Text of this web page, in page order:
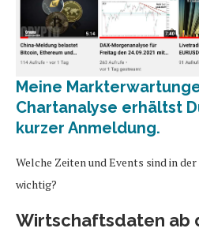
Meine
Chartanalyse erhältst
kurzer Anmeldung.
Welche Zeiten und Events sind in
wichtig?
Wirtschaftsdaten ab